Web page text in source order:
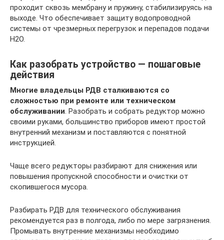
проходит сквозь мембрану и пружину, стабилизируясь на
выходе. Что обеспечивает защиту водопроводной
системы от чрезмерных перегрузок и перепадов подачи
H2O.
Как разобрать устройство — пошаговые
действия
Многие владельцы РДВ сталкиваются со
сложностью при ремонте или техническом
обслуживании. Разобрать и собрать редуктор можно
своими руками, большинство приборов имеют простой
внутренний механизм и поставляются с понятной
инструкцией.
Чаще всего редукторы разбирают для снижения или
повышения пропускной способности и очистки от
скопившегося мусора.
Разбирать РДВ для технического обслуживания
рекомендуется раз в полгода, либо по мере загрязнения.
Промывать внутренние механизмы необходимо